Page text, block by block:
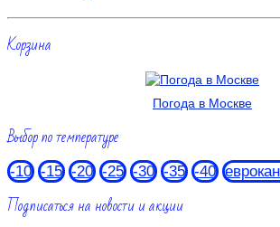
Корзина
Погода в Москве
Выбор по температуре
-10 -15 -20 -25 -30 -35 -40
Подписаться на новости и акции